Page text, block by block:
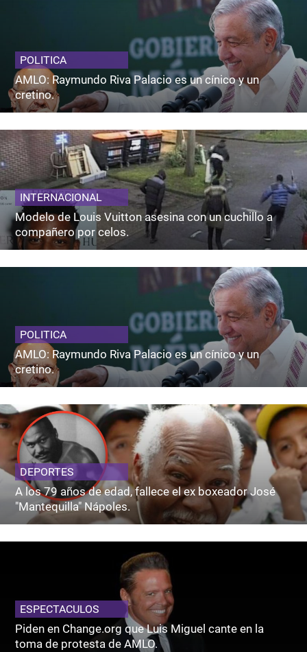
POLITICA
AMLO: Raymundo Riva Palacio es un cínico y un
cretino.
INTERNACIONAL
Modelo de Louis Vuitton asesina con un cuchillo a
compañero por celos.
POLITICA
AMLO: Raymundo Riva Palacio es un cínico y un
cretino.
DEPORTES
A los 79 años de edad, fallece el ex boxeador José
"Mantequilla" Nápoles.
ESPECTACULOS
Piden en Change.org que Luis Miguel cante en la
toma de protesta de AMLO.